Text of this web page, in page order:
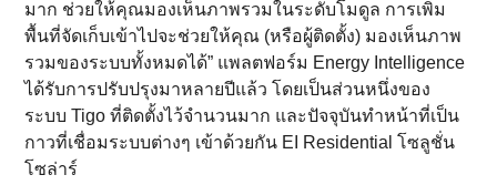
มาก ช่วยให้คุณมองเห็นภาพรวมในระดับโมดูล การเพิ่ม
พื้นที่จัดเก็บเข้าไปจะช่วยให้คุณ (หรือผู้ติดตั้ง) มองเห็นภาพ
รวมของระบบทั้งหมดได้” แพลตฟอร์ม Energy Intelligence
ได้รับการปรับปรุงมาหลายปีแล้ว โดยเป็นส่วนหนึ่งของ
ระบบ Tigo ที่ติดตั้งไว้จำนวนมาก และปัจจุบันทำหน้าที่เป็น
กาวที่เชื่อมระบบต่างๆ เข้าด้วยกัน EI Residential โซลูชั่น
โซล่าร์